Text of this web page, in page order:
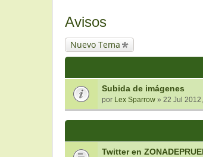
Avisos
Nuevo Tema
Subida de imágenes
por Lex Sparrow » 22 Jul
Twitter en